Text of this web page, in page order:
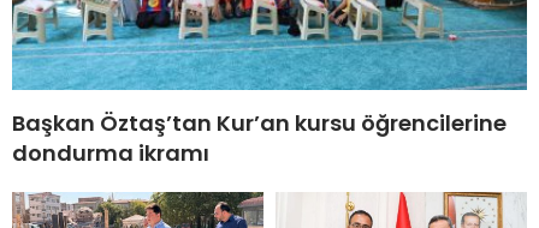
Başkan Öztaş’tan Kur’an kursu öğrencilerine
dondurma ikramı